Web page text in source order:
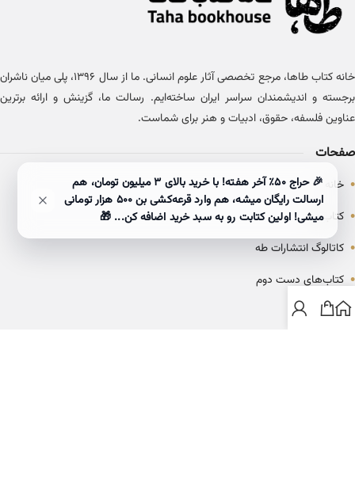
خانه کتاب طاها، مرجع تخصصی آثار علوم انسانی. ما از سال ۱۳۹۶، پلی میان ناشران
برجسته و اندیشمندان سراسر ایران ساخته‌ایم. رسالت ما، گزینش و ارائه برترین
عناوین فلسفه، حقوق، ادبیات و هنر برای شماست.
صفحات
• خانه
• کتاب‌ها
• کاتالوگ انتشارات طه
• کتاب‌های دست دوم
• بلاگ
🎉 حراج ۵۰٪ آخر هفته! با خرید بالای 3 میلیون تومان، هم
ارسالت رایگان میشه، هم وارد قرعه‌کشی بن ۵۰۰ هزار تومانی
میشی! اولین کتابت رو به سبد خرید اضافه کن... 🎁